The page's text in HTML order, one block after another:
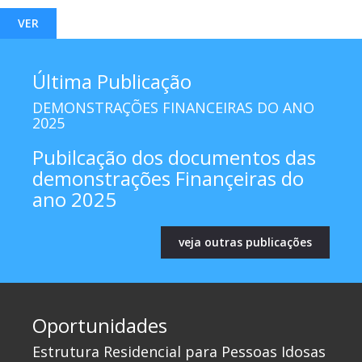
VER
Última Publicação
DEMONSTRAÇÕES FINANCEIRAS DO ANO
2025
Pubilcação dos documentos das
demonstrações Finançeiras do
ano 2025
veja outras publicações
Oportunidades
Estrutura Residencial para Pessoas Idosas